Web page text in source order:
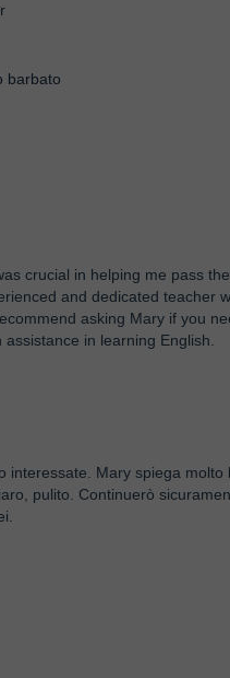
barbato
crucial in helping me pass
and dedicated teacher
asking Mary if you
in learning English.
interessate. Mary spiega molto
pulito. Continuerò